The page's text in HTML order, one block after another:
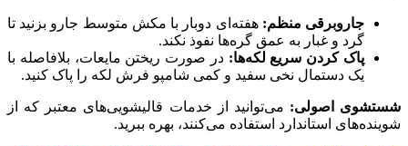
جاروبرقی منظم:هفته‌ای دوبار با مکش متوسط جارو بزنید تا
گرد و غبار به عمق گره‌ها نفوذ نکند.
پاک کردن سریع لکه‌ها: در صورت ریختن مایعات، بلافاصله با
یک دستمال نخی سفید و کمی شامپو فرش لکه را پاک کنید.
شستشوی اصولی: می‌توانید از خدمات قالیشویی‌های معتبر که از
شوینده‌های استاندارد استفاده می‌کنند، بهره ببرید.